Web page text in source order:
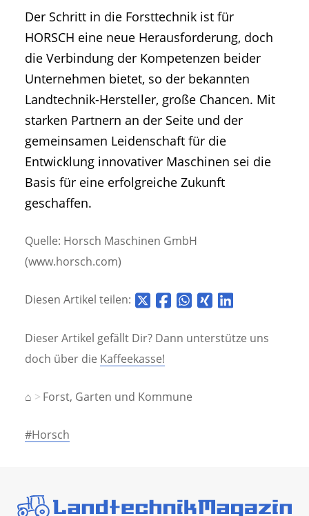
Der Schritt in die Forsttechnik ist für
HORSCH eine neue Herausforderung, doch
die Verbindung der Kompetenzen beider
Unternehmen bietet, so der bekannten
Landtechnik-Hersteller, große Chancen. Mit
starken Partnern an der Seite und der
gemeinsamen Leidenschaft für die
Entwicklung innovativer Maschinen sei die
Basis für eine erfolgreiche Zukunft
geschaffen.
Quelle: Horsch Maschinen GmbH
(www.horsch.com)
Diesen Artikel teilen:
Dieser Artikel gefällt Dir? Dann unterstütze uns
doch über die Kaffeekasse!
⌂ Forst, Garten und Kommune
#Horsch